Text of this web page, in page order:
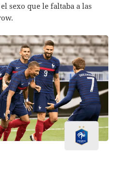
sexo que le faltaba a las